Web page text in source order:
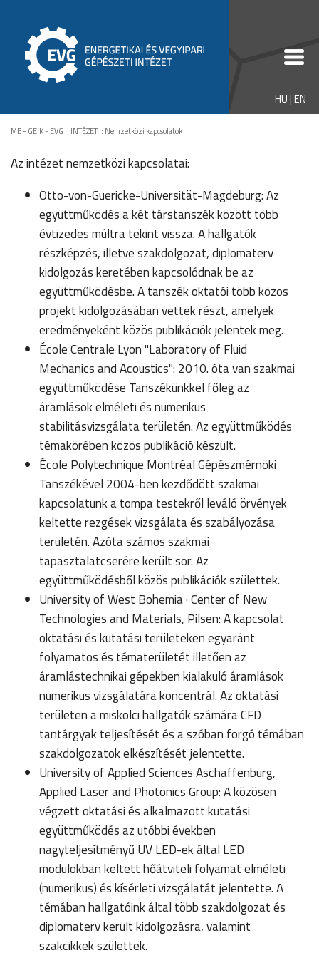
HU|EN
ME - GEIK - EVG :: INTÉZET:: Nemzetközi kapcsolatok
Az intézet nemzetközi kapcsolatai:
Otto-von-Guericke-Universität-Magdeburg: Az
együttműködés a két társtanszék között több
évtizedes múltra tekint vissza. A hallgatók
részképzés, illetve szakdolgozat, diplomaterv
kidolgozás keretében kapcsolódnak be az
együttműködésbe. A tanszék oktatói több közös
projekt kidolgozásában vettek részt, amelyek
eredményeként közös publikációk jelentek meg.
École Centrale Lyon "Laboratory of Fluid
Mechanics and Acoustics": 2010. óta van szakmai
együttműködése Tanszékünkkel főleg az
áramlások elméleti és numerikus
stabilitásvizsgálata területén. Az együttműködés
témakörében közös publikáció készült.
École Polytechnique Montréal Gépészmérnöki
Tanszékével 2004-ben kezdődött szakmai
kapcsolatunk a tompa testekről leváló örvények
keltette rezgések vizsgálata és szabályozása
területén. Azóta számos szakmai
tapasztalatcserére került sor. Az
együttműködésből közös publikációk születtek.
University of West Bohemia · Center of New
Technologies and Materials, Pilsen: A kapcsolat
oktatási és kutatási területeken egyaránt
folyamatos és tématerületét illetően az
áramlástechnikai gépekben kialakuló áramlások
numerikus vizsgálatára koncentrál. Az oktatási
területen a miskolci hallgatók számára CFD
tantárgyak teljesítését és a szóban forgó témában
szakdolgozatok elkészítését jelentette.
University of Applied Sciences Aschaffenburg,
Applied Laser and Photonics Group: A közösen
végzett oktatási és alkalmazott kutatási
együttműködés az utóbbi években
nagyteljesítményű UV LED-ek által LED
modulokban keltett hőátviteli folyamat elméleti
(numerikus) és kísérleti vizsgálatát jelentette. A
témában hallgatóink által több szakdolgozat és
diplomaterv került kidolgozásra, valamint
szakcikkek születtek.